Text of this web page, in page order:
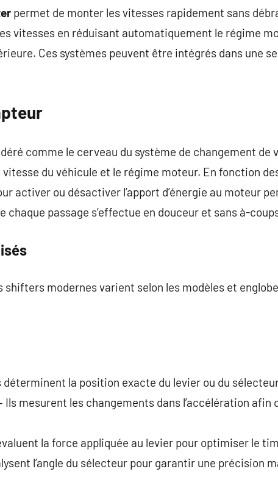
permet de monter les vitesses rapidement sans
vitesses en réduisant automatiquement le régime
Ces systèmes peuvent être intégrés dans une
comme le cerveau du système de changement de
du véhicule et le régime moteur. En fonction
activer ou désactiver l’apport d’énergie au moteur
passage s’effectue en douceur et sans à-
shifters modernes varient selon les modèles et
déterminent la position exacte du levier ou du
Ils mesurent les changements dans l’accélération afin
la force appliquée au levier pour optimiser le
l’angle du sélecteur pour garantir une précision